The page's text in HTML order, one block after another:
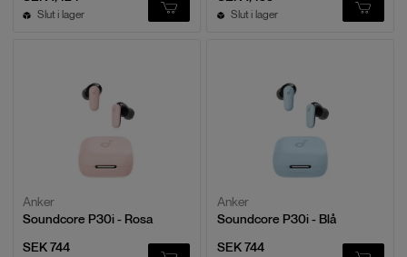
Slut i lager Slut i lager
Anker
Soundcore P30i - Rosa
SEK 744
Anker
Soundcore P30i - Blå
SEK 744